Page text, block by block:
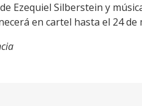
Ezequiel Silberstein y
en cartel hasta el 24 de